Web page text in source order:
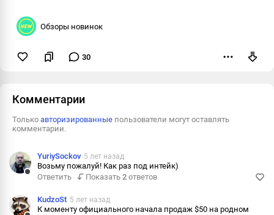
Обзоры новинок
30
Комментарии
Только авторизированные пользователи могут оставлять
комментарии.
YuriySockov 5 лет назад
Возьму пожалуй! Как раз под интейк)
Ответить
Показать 2 ответов
KudzoSt 5 лет назад
К моменту официального начала продаж $50 на родном